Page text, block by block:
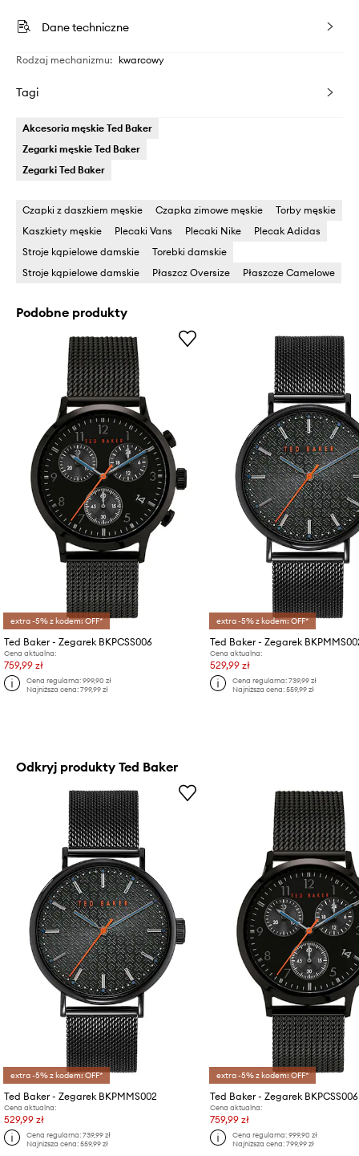
Dane techniczne
Rodzaj mechanizmu: kwarcowy
Tagi
Akcesoria męskie Ted Baker
Zegarki męskie Ted Baker
Zegarki Ted Baker
Czapki z daszkiem męskie Czapka zimowe męskie
Torby męskie
Kaszkiety męskie
Plecaki Vans Plecaki Nike
Plecak Adidas
Stroje kąpielowe damskie
Torebki damskie
Stroje kąpielowe damskie
Płaszcz Oversize Płaszcze Camelowe
Podobne produkty
extra -5% z kodem: OFF*
Ted Baker - Zegarek BKPCSS006
Cena aktualna:
759,99 zł
Cena regularna:999,90 zł
Najniższa cena:799,99 zł
extra -5% z kodem: OFF*
Ted Baker - Zegarek
Cena aktualna:
529,99 zł
Cena regularna:739,99 zł
Najniższa cena:559,99 zł
Odkryj produkty Ted Baker
extra -5% z kodem: OFF*
Ted Baker - Zegarek BKPMMS002
Cena aktualna:
529,99 zł
Cena regularna:739,99 zł
Najniższa cena:559,99 zł
extra -5% z kodem: OFF*
Ted Baker - Zegarek BKPCSS006
Cena aktualna:
759,99 zł
Cena regularna:999,90 zł
Najniższa cena:799,99 zł